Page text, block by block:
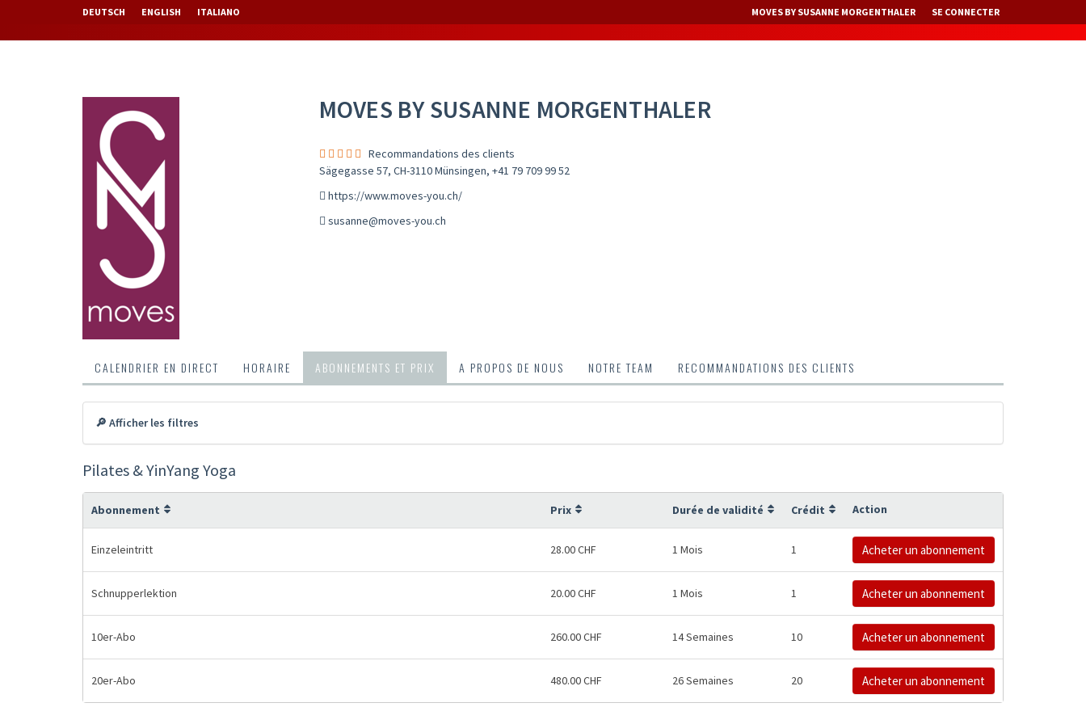
DEUTSCH ENGLISH ITALIANO MOVES BY SUSANNE MORGENTHALER SE CONNECTER
MOVES BY SUSANNE MORGENTHALER
Recommandations des clients
Sägegasse 57, CH-3110 Münsingen, +41 79 709 99 52
https://www.moves-you.ch/
susanne@moves-you.ch
CALENDRIER EN DIRECT HORAIRE ABONNEMENTS ET PRIX A PROPOS DE NOUS NOTRE TEAM RECOMMANDATIONS DES CLIENTS
🔎 Afficher les filtres
Pilates & YinYang Yoga
Abonnement Prix Durée de validité Crédit Action
Einzeleintritt 28.00 CHF 1 Mois 1 Acheter un abonnement
Schnupperlektion 20.00 CHF 1 Mois 1 Acheter un abonnement
10er-Abo 260.00 CHF 14 Semaines 10 Acheter un abonnement
20er-Abo 480.00 CHF 26 Semaines 20 Acheter un abonnement